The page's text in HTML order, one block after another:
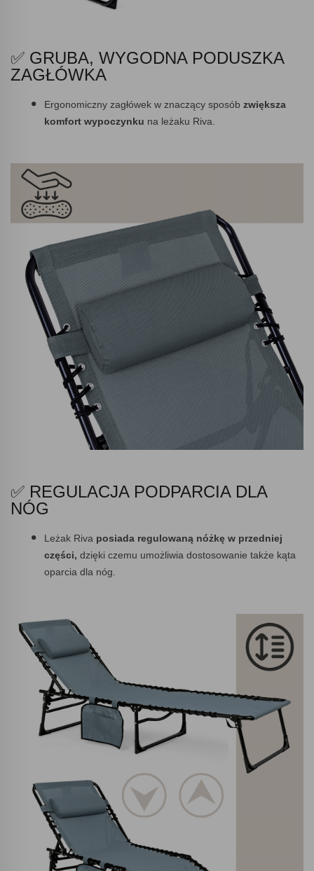
✅ GRUBA, WYGODNA PODUSZKA
ZAGŁÓWKA
Ergonomiczny zagłówek w znaczący sposób zwiększa
komfort wypoczynku na leżaku Riva.
✅ REGULACJA PODPARCIA DLA
NÓG
Leżak Riva posiada regulowaną nóżkę w przedniej
części, dzięki czemu umożliwia dostosowanie także kąta
oparcia dla nóg.